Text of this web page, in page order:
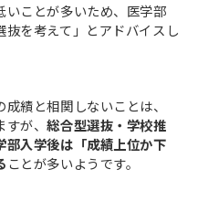
いことが多いため、医学部
を考えて」とアドバイスし
績と相関しないことは、
すが、総合型選抜・学校推
入学後は「成績上位か下
ことが多いようです。